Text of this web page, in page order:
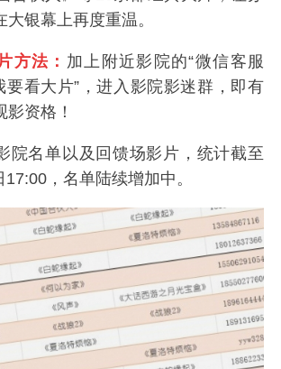
银幕上再度重温。
方法： 加上附近影院的“微信客服
要看大片”，进入影院影迷群，即有
资格！
院名单以及回馈场影片，统计截至
，名单陆续增加中。